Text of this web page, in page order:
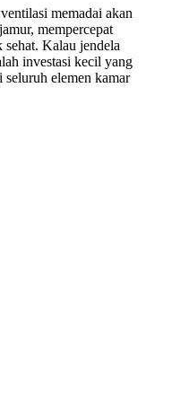
memadai akan
mempercepat
sehat. Kalau jendela
investasi kecil yang
seluruh elemen kamar